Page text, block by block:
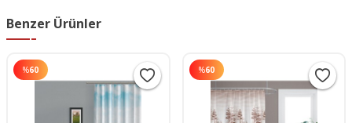
Benzer Ürünler
%60 %60